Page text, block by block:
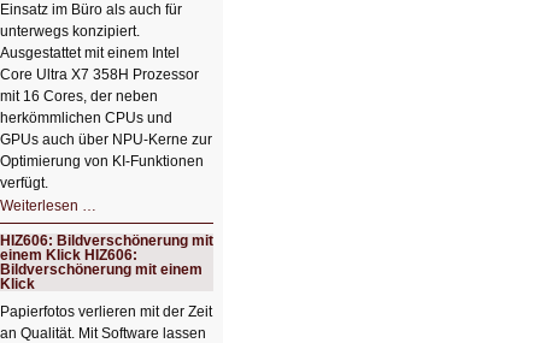
Einsatz im Büro als auch für
unterwegs konzipiert.
Ausgestattet mit einem Intel
Core Ultra X7 358H Prozessor
mit 16 Cores, der neben
herkömmlichen CPUs und
GPUs auch über NPU-Kerne zur
Optimierung von KI-Funktionen
verfügt.
Weiterlesen …
Schicker
kompakter
Rechenturbo
HIZ606: Bildverschönerung mit
einem Klick HIZ606:
Bildverschönerung mit einem
Klick
Papierfotos verlieren mit der Zeit
an Qualität. Mit Software lassen